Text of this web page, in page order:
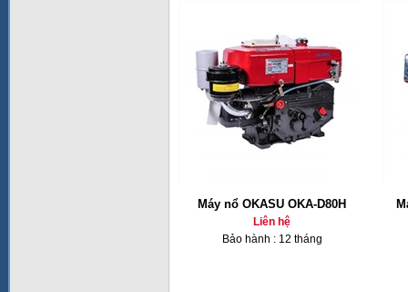
Máy nổ OKASU OKA-D80H
Liên hệ
Bảo hành : 12 tháng